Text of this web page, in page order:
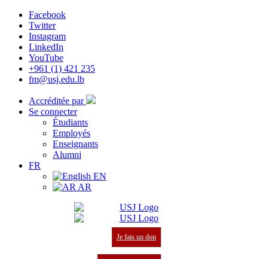
Facebook
Twitter
Instagram
LinkedIn
YouTube
+961 (1) 421 235
fm@usj.edu.lb
Accréditée par
Se connecter
Étudiants
Employés
Enseignants
Alumni
FR
EN
AR
Je fais un don